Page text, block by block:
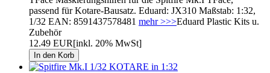
passend für Kotare-Bausatz. Eduard: JX310 Maßstab: 1:32,
1/32 EAN: 8591437578481 mehr >>>Eduard Plastic Kits u.
Zubehör
12.49 EUR[inkl. 20% MwSt]